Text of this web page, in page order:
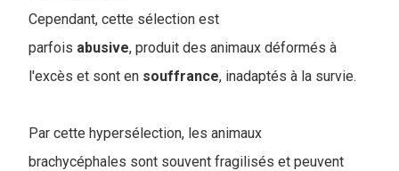
Cependant, cette sélection est
parfois abusive, produit des animaux déformés à
l'excès et sont en souffrance, inadaptés à la survie.
Par cette hypersélection, les animaux
brachycéphales sont souvent fragilisés et peuvent